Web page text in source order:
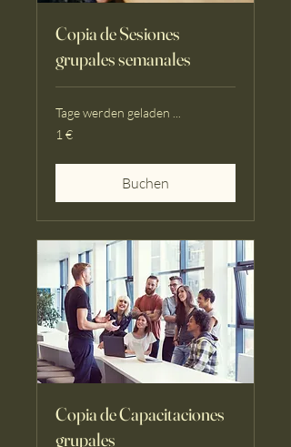
Copia de Sesiones
grupales semanales
Tage werden geladen ...
1
Euro
1 €
Buchen
Copia de Capacitaciones
grupales